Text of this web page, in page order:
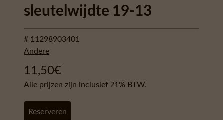
sleutelwijdte 19-13
# 11298903401
Andere
11,50€
Alle prijzen zijn inclusief 21% BTW.
Reserveren